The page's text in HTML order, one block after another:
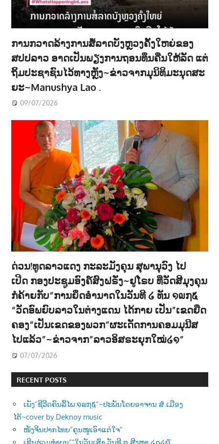
ການກວາດລ້າງການສໍ້ລາດບັງຫຼວງຄັ້ງໃຫຍ່ຂອງ
ສປປລາວ ອາດເປັນພຽງການຖອນທຶນຄືນໃຫ້ລັດ ແຕ່
ຖິ້ມປະຊາຊົນໄວ້ທາງຫຼັງ~ຂ່າວຈາກມຸນິທິມະນຸດສະ
ຍະ~Manushya Lao .
09/07/2026
ດ່ວນ!ທູດລາວແດງ ກະລະມັງຄຸນ ສຸພານຸວົງ ໄປ
ເປີດ ກອງປະຊູມອົງຄ໌ສົງຝຣັ່ງ~ຢູໂຣບ ທີ່ວັດສີມຸງຄຸນ
ກໍຄ້າຍກັບ”ການຍຶດອຳນາດໃນວັນທີ ໒ ທັນ ໑໙໗໕
“ວັດອົພຍົບລາວໃນຕ່າງແດນ ໄດ້ກາຍ ເປັນ”ເຂດຍືດ
ຄອງ”ເປັນເຂດຂອງພວກ”ຜະເດັດການຄອມມຸນີສ
ໄປແລ້ວ”~ຂ່າວຈາກ”ລາວອິສຣະຍຸກໃໝ່໒໑”
07/07/2026
RECENT POSTS
ເພັງ”ຊີວີດຄົນລີ້ໄພ ໑໙໗໕”~ປະພັນໂດຍອາຈານ ສໍ.ເມືອງ
ໄຕ້~cover by Deknoy music
ໜັງຈີນປາກໄທຍ”ຄຸນໜູເອົາແຕ່ໃຈ”